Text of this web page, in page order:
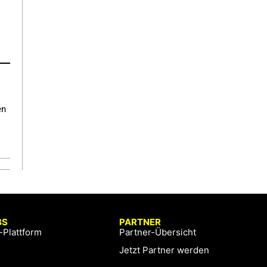
Plattform
PARTNER
Partner-Übersicht
Jetzt Partner werden